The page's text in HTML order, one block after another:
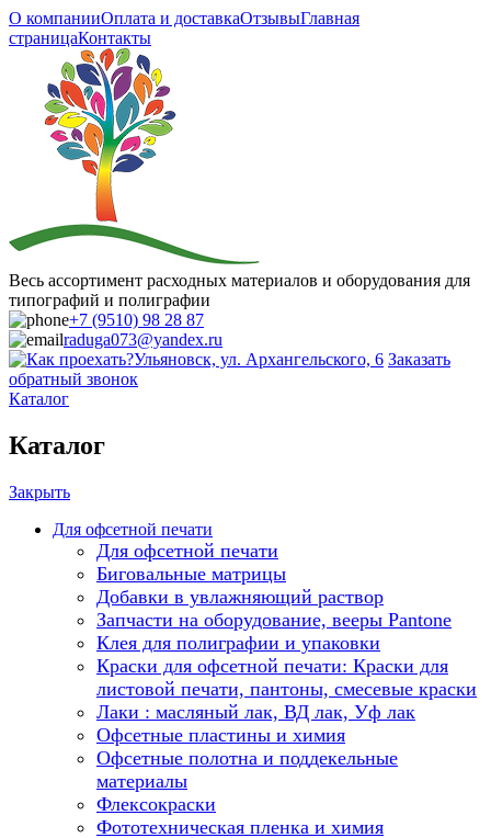
О компанииОплата и доставкаОтзывыГлавная
страницаКонтакты
Весь ассортимент расходных материалов и оборудования для
типографий и полиграфии
+7 (9510) 98 28 87
raduga073@yandex.ru
Ульяновск, ул. Архангельского, 6 Заказать
обратный звонок
Каталог
Каталог
Закрыть
Для офсетной печати
Для офсетной печати
Биговальные матрицы
Добавки в увлажняющий раствор
Запчасти на оборудование, вееры Pantone
Клея для полиграфии и упаковки
Краски для офсетной печати: Краски для
листовой печати, пантоны, смесевые краски
Лаки : масляный лак, ВД лак, Уф лак
Офсетные пластины и химия
Офсетные полотна и поддекельные
материалы
Флексокраски
Фототехническая пленка и химия